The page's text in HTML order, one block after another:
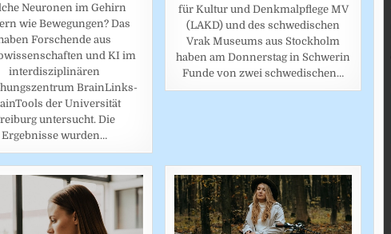
Neuronen im Gehirn
wie Bewegungen? Das
Forschende aus
und KI im
interdisziplinären
BrainLinks-
der Universität
untersucht. Die
Ergebnisse wurden…
für Kultur und Denkmalpflege MV
(LAKD) und des schwedischen
Vrak Museums aus Stockholm
haben am Donnerstag in Schwerin
Funde von zwei schwedischen…